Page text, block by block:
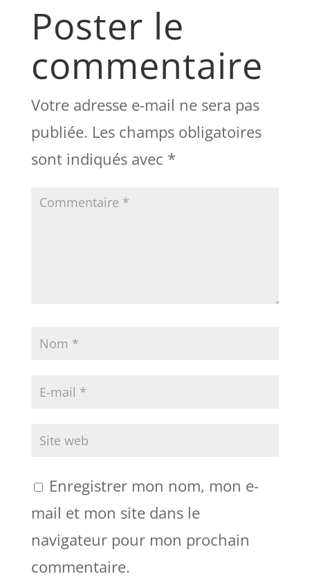
Poster le
commentaire
Votre adresse e-mail ne sera pas
publiée. Les champs obligatoires
sont indiqués avec *
Enregistrer mon nom, mon e-
mail et mon site dans le
navigateur pour mon prochain
commentaire.